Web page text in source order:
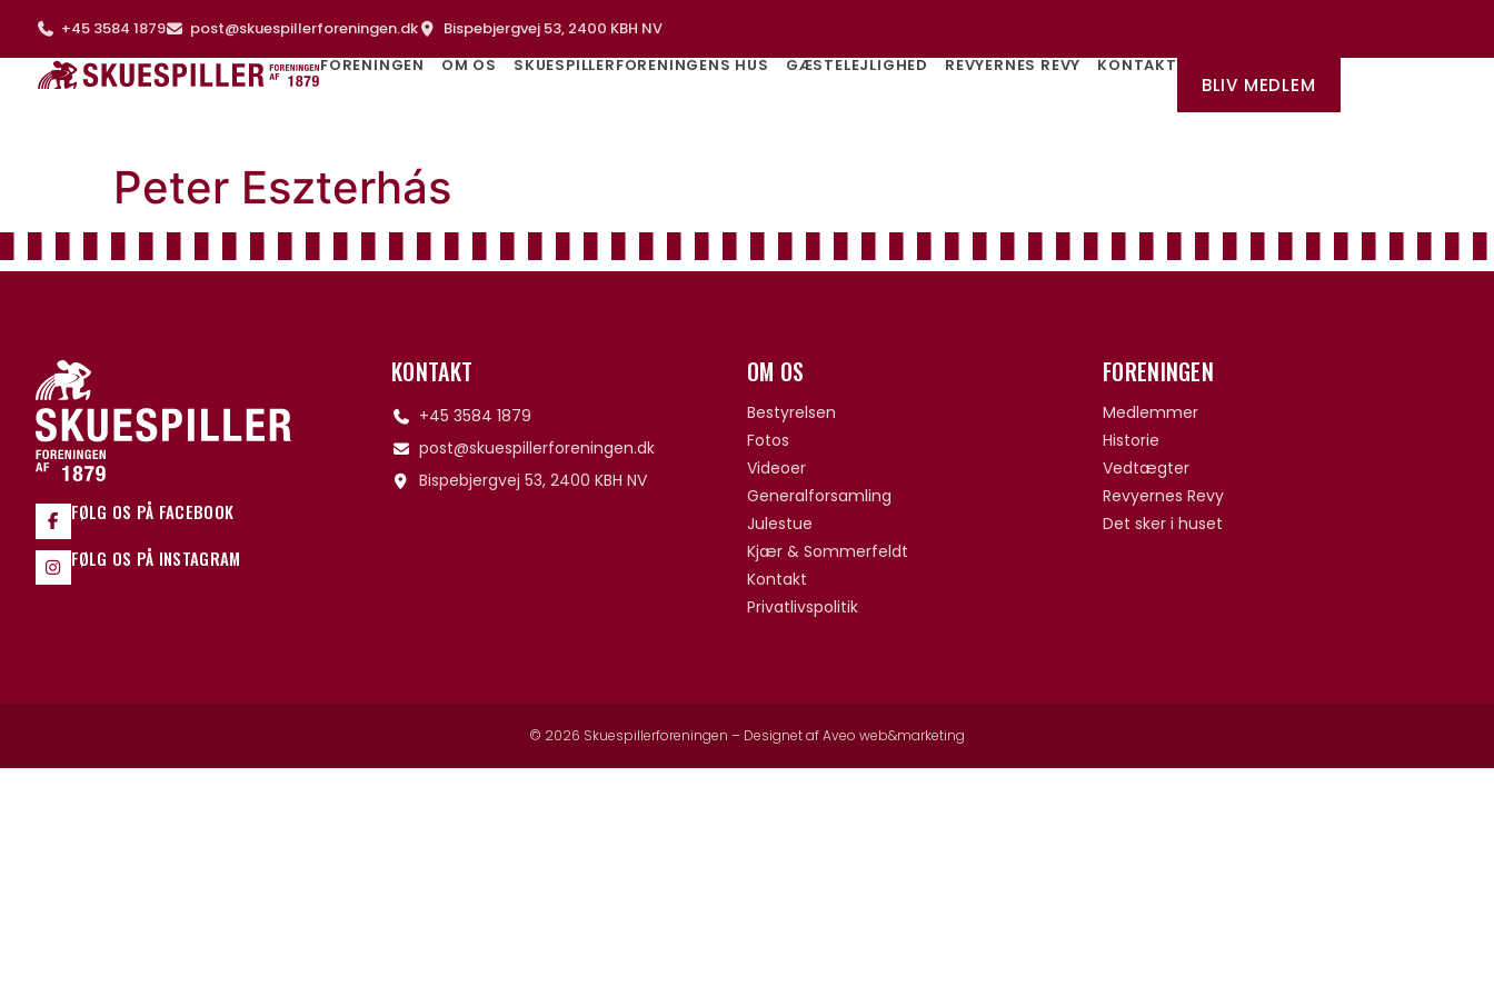
+45 3584 1879 post@skuespillerforeningen.dk
Bispebjergvej 53, 2400 KBH NV
FORENINGEN
OM OS SKUESPILLERFORENINGENS HUS GÆSTELEJLIGHED REVYERNES REVY KONTAKT
BLIV MEDLEM
Peter Eszterhás
FØLG OS PÅ FACEBOOK
FØLG OS PÅ INSTAGRAM
KONTAKT
+45 3584 1879
post@skuespillerforeningen.dk
Bispebjergvej 53, 2400 KBH NV
OM OS
Bestyrelsen
Fotos
Videoer
Generalforsamling
Julestue
Kjær & Sommerfeldt
Kontakt
Privatlivspolitik
FORENINGEN
Medlemmer
Historie
Vedtægter
Revyernes Revy
Det sker i huset
© 2026 Skuespillerforeningen – Designet afAveo web&marketing